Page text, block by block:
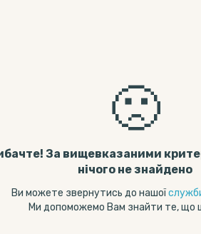
🙁
За вищевказаними
нічого не знайдено
Ви можете звернутись до нашої
Ми допоможемо Вам знайти те, що